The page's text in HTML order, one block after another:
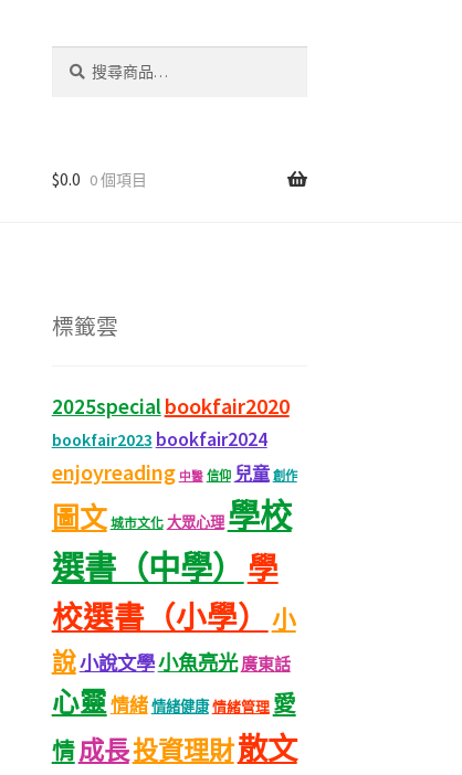
$0.0 0 個項目
標籤雲
2025specialbookfair2020
bookfair2023 bookfair2024
enjoyreading 中醫 信仰 兒童 創作
圖文 城市文化 大眾心理 學校
選書（中學）
學
校選書（小學）
小
說小說文學小魚亮光廣東話
心靈情緒情緒健康情緒管理 愛
情成長投資理財散文